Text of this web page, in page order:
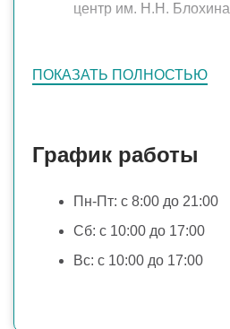
ПОКАЗАТЬ ПОЛНОСТЬЮ
центр им. Н.Н. Блохина
График работы
Пн-Пт: с 8:00 до 21:00
Сб: c 10:00 до 17:00
Вс: c 10:00 до 17:00